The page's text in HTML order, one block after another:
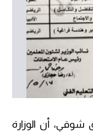
شوقي، أن الوزارة